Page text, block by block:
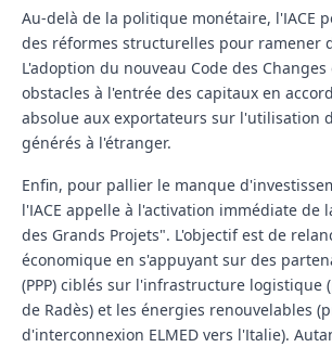
Au-delà de la politique monétaire, l'IACE
des réformes structurelles pour ramener
L'adoption du nouveau Code des
obstacles à l'entrée des capitaux en
absolue aux exportateurs sur l'utilisation
générés à l'étranger.
Enfin, pour pallier le manque
l'IACE appelle à l'activation immédiate de
des Grands Projets". L'objectif est de
économique en s'appuyant sur des
(PPP) ciblés sur l'infrastructure logistique
de Radès) et les énergies renouvelables
d'interconnexion ELMED vers l'Italie).